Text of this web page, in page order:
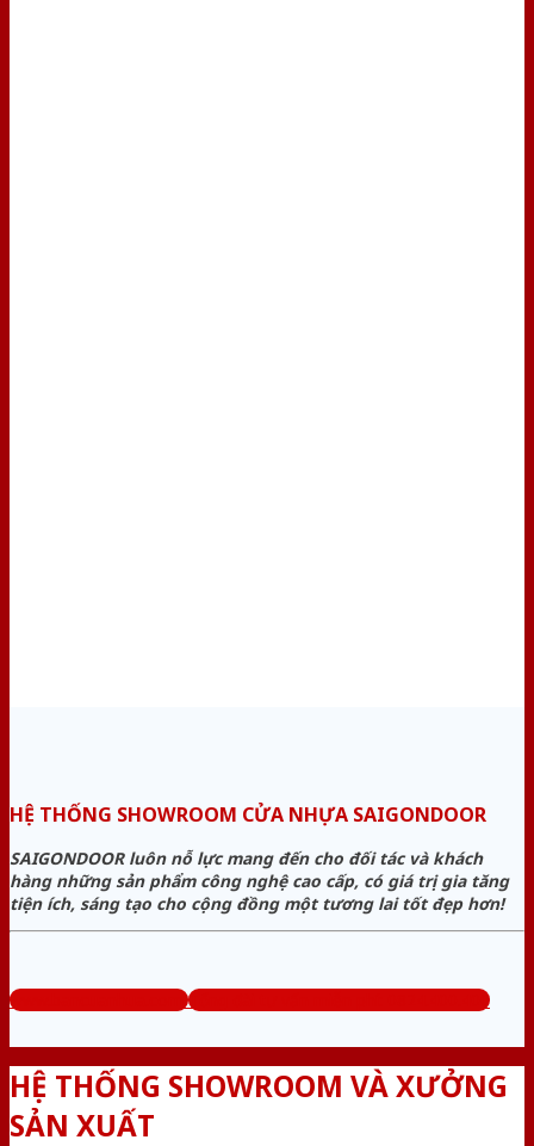
HỆ THỐNG SHOWROOM CỬA NHỰA SAIGONDOOR
SAIGONDOOR luôn nỗ lực mang đến cho đối tác và khách
hàng những sản phẩm công nghệ cao cấp, có giá trị gia tăng
tiện ích, sáng tạo cho cộng đồng một tương lai tốt đẹp hơn!
www.bancuanhua.com Tổng đài tư vấn miễn phí: 0824.400.400
HỆ THỐNG SHOWROOM VÀ XƯỞNG
SẢN XUẤT